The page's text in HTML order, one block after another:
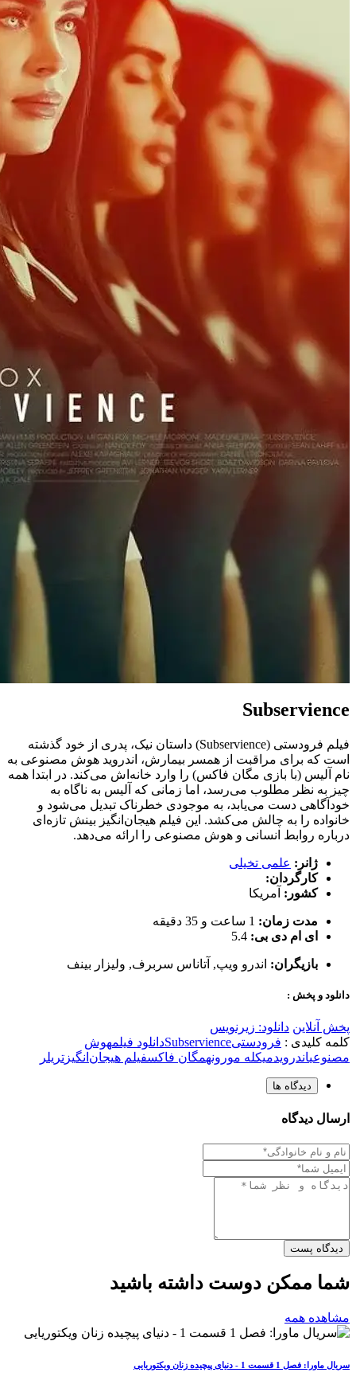
Subservience
فیلم فرودستی (Subservience) داستان نیک، پدری از خود گذشته
است که برای مراقبت از همسر بیمارش، اندروید هوش مصنوعی به
نام آلیس (با بازی مگان فاکس) را وارد خانه‌اش می‌کند. در ابتدا همه
چیز به نظر مطلوب می‌رسد، اما زمانی که آلیس به ناگاه به
خودآگاهی دست می‌یابد، به موجودی خطرناک تبدیل می‌شود و
خانواده را به چالش می‌کشد. این فیلم هیجان‌انگیز بینش تازه‌ای
درباره روابط انسانی و هوش مصنوعی را ارائه می‌دهد.
ژانر: علمی تخیلی
کارگردان:
کشور: آمریکا
مدت زمان: 1 ساعت و 35 دقیقه
ای ام دی بی: 5.4
بازیگران: اندرو ویپ, آتاناس سربرف, ولیزار بینف
دانلود و پخش :
پخش آنلاین دانلود: زیرنویس
کلمه کلیدی : فرودستیSubservienceدانلود فیلمهوش
مصنوعیاندرویدمیکله مورونهمگان فاکسفیلم هیجان‌انگیز تریلر
دیدگاه ها
ارسال دیدگاه
دیدگاه پست
شما ممکن دوست داشته باشید
مشاهده همه
سریال ماورا: فصل 1 قسمت 1 - دنیای پیچیده زنان ویکتوریایی